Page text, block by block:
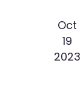
Oct
19
2023